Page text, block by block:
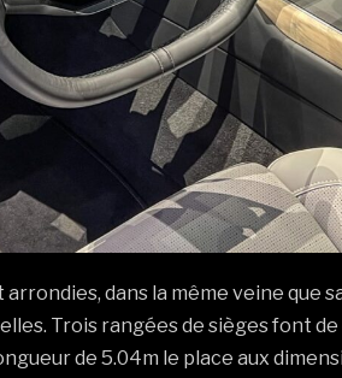
dans la même veine que
Trois rangées de sièges font de
de 5.04m le place aux